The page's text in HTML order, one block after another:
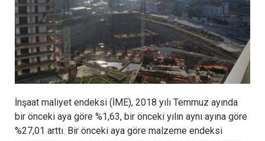
İnşaat maliyet endeksi (İME), 2018 yılı Temmuz ayında
bir önceki aya göre %1,63, bir önceki yılın aynı ayına göre
%27,01 arttı. Bir önceki aya göre malzeme endeksi